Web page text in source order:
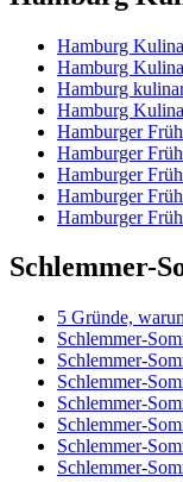
Hamburg
Hamburg
Hamburg
Hamburg
Hamburger
Hamburger
Hamburger
Hamburger
Hamburger
Schlemmer-
5 Gründe,
Schlemmer-
Schlemmer-
Schlemmer-
Schlemmer-
Schlemmer-
Schlemmer-
Schlemmer-